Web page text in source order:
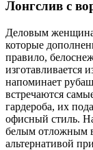
Лонгслив с
Деловым
которые
правило,
изготавливается
напоминает
встречаются
гардероба, их
офисный стиль.
белым отложным
альтернативой